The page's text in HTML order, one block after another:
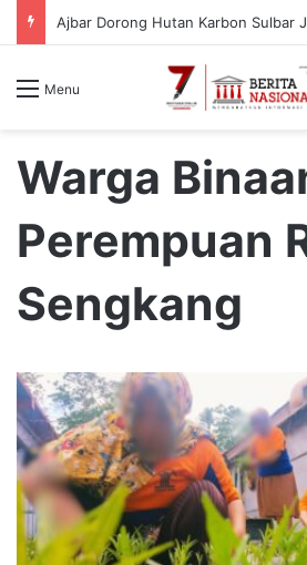
Menu
Warga
Perempuan
Sengkang